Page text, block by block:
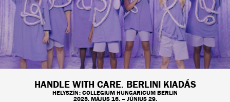
HANDLE WITH CARE. BERLINI KIADÁS
HELYSZÍN: COLLEGIUM HUNGARICUM BERLIN
2025. MÁJUS 16. – JÚNIUS 29.